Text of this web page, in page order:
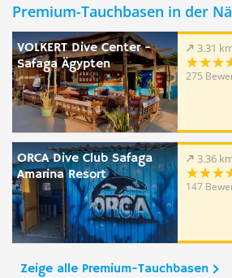
Premium-Tauchbasen in der
VOLKERT Dive Center -
Safaga Ägypten
3.31
275
ORCA Dive Club Safaga
Amarina Resort
3.36
147
Zeige alle Premium-Tauchbasen